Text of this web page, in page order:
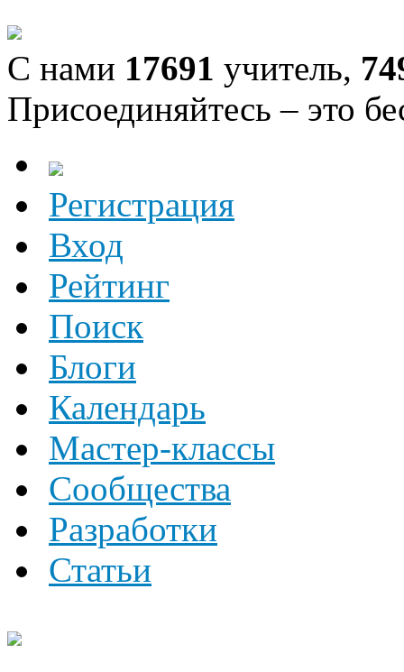
С нами 17691 учитель,
Присоединяйтесь – это
Регистрация
Вход
Рейтинг
Поиск
Блоги
Календарь
Мастер-классы
Сообщества
Разработки
Статьи